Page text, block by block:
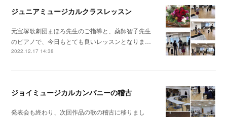
ジュニアミュージカルクラスレッスン
元宝塚歌劇団まほろ先生のご指導と、薬師智子先生
のピアノで、今日もとても良いレッスンとなりま…
2022.12.17 14:38
ジョイミュージカルカンパニーの稽古
発表会も終わり、次回作品の歌の稽古に移りまし